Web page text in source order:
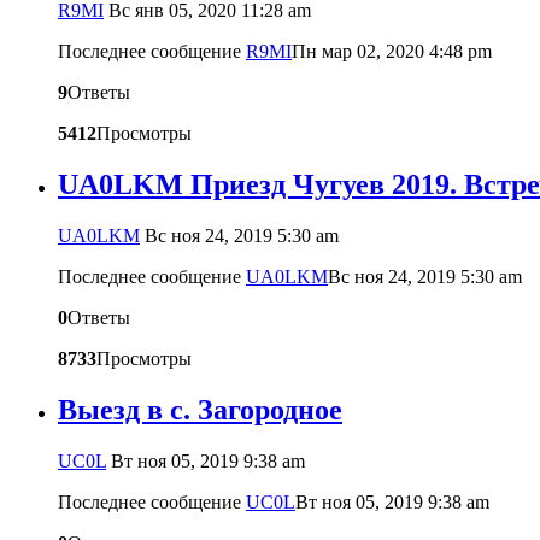
R9MI Вс янв 05, 2020 11:28 am
Последнее сообщение R9MIПн мар 02, 2020 4:48 pm
9Ответы
5412Просмотры
UA0LKM Приезд Чугуев 2019.
UA0LKM Вс ноя 24, 2019 5:30 am
Последнее сообщение UA0LKMВс ноя 24, 2019 5:30 am
0Ответы
8733Просмотры
Выезд в с. Загородное
UC0L Вт ноя 05, 2019 9:38 am
Последнее сообщение UC0LВт ноя 05, 2019 9:38 am